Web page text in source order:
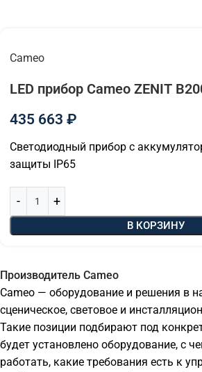
Cameo
LED прибор Cameo ZENIT
435 663 ₽
Светодиодный прибор с
защиты IP65
В КОРЗИНУ
Производитель Cameo
Cameo — оборудование и решения в
сценическое, световое и
Такие позиции подбирают под
будет установлено оборудование, с
работать, какие требования есть к